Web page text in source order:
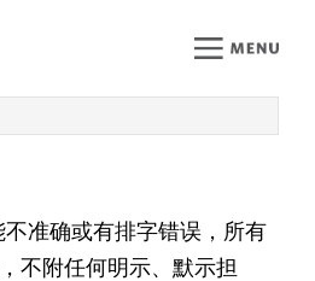
准确或有排字错误，所有
不附任何明示、默示担